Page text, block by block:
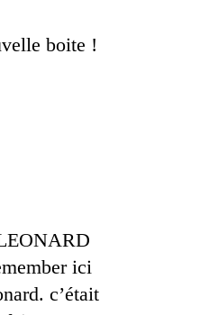
boite !
ici
c’était